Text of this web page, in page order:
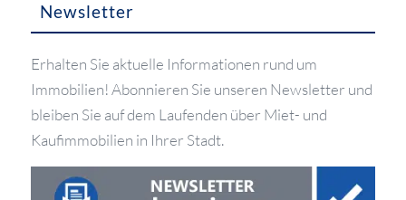
Newsletter
Erhalten Sie aktuelle Informationen rund um
Immobilien! Abonnieren Sie unseren Newsletter und
bleiben Sie auf dem Laufenden über Miet- und
Kaufimmobilien in Ihrer Stadt.